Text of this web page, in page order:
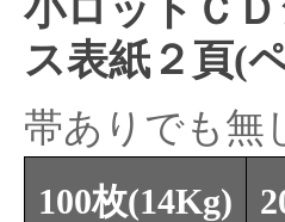
小ロットＣ
ス表紙２頁(
帯ありでも無
100枚(14Kg)